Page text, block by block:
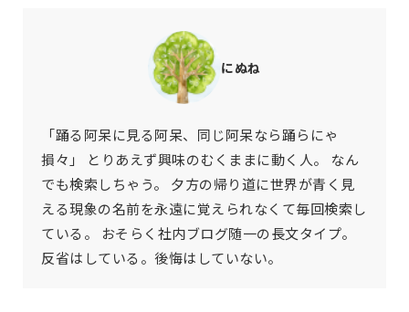
にぬね
「踊る阿呆に見る阿呆、同じ阿呆なら踊らにゃ
損々」 とりあえず興味のむくままに動く人。 なん
でも検索しちゃう。 夕方の帰り道に世界が青く見
える現象の名前を永遠に覚えられなくて毎回検索し
ている。 おそらく社内ブログ随一の長文タイプ。
反省はしている。後悔はしていない。